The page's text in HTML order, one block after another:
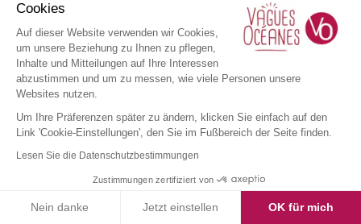
Cookies
Auf dieser Website verwenden wir Cookies,
um unsere Beziehung zu Ihnen zu pflegen,
Inhalte und Mitteilungen auf Ihre Interessen
abzustimmen und um zu messen, wie viele Personen unsere
Websites nutzen.
Um Ihre Präferenzen später zu ändern, klicken Sie einfach auf den
Link 'Cookie-Einstellungen', den Sie im Fußbereich der Seite finden.
Lesen Sie die Datenschutzbestimmungen
Zustimmungen zertifiziert von
Nein danke Jetzt einstellen OK für mich